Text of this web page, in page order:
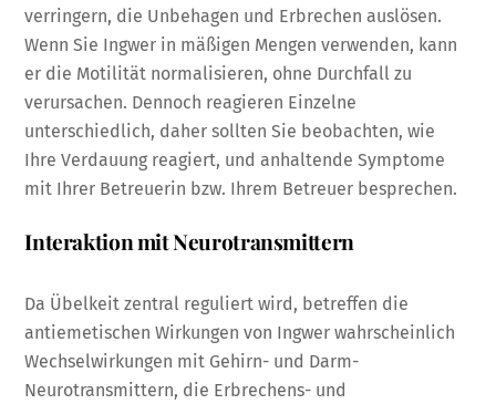
verringern, die Unbehagen und Erbrechen auslösen.
Wenn Sie Ingwer in mäßigen Mengen verwenden, kann
er die Motilität normalisieren, ohne Durchfall zu
verursachen. Dennoch reagieren Einzelne
unterschiedlich, daher sollten Sie beobachten, wie
Ihre Verdauung reagiert, und anhaltende Symptome
mit Ihrer Betreuerin bzw. Ihrem Betreuer besprechen.
Interaktion mit Neurotransmittern
Da Übelkeit zentral reguliert wird, betreffen die
antiemetischen Wirkungen von Ingwer wahrscheinlich
Wechselwirkungen mit Gehirn- und Darm-
Neurotransmittern, die Erbrechens- und